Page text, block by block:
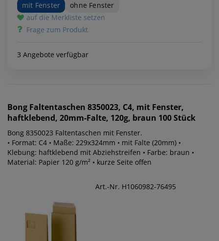
mit Fenster
ohne Fenster
auf die Merkliste setzen
Frage zum Produkt
3 Angebote verfügbar
Bong Faltentaschen 8350023, C4, mit Fenster,
haftklebend, 20mm-Falte, 120g, braun 100 Stück
Bong 8350023 Faltentaschen mit Fenster.
• Format: C4 • Maße: 229x324mm • mit Falte (20mm) •
Klebung: haftklebend mit Abziehstreifen • Farbe: braun •
Material: Papier 120 g/m² • kurze Seite offen
Art.-Nr. H1060982-76495